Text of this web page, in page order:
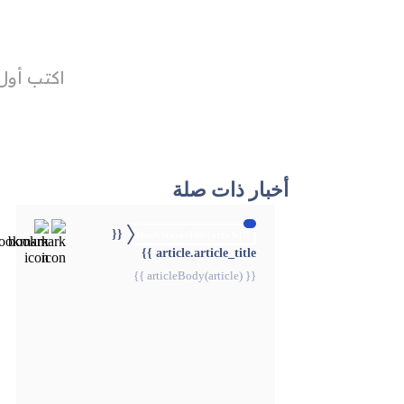
أخبار ذات صلة
{{
article.article_title }}
{{ articleBody(article) }}